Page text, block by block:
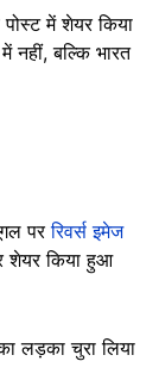
में शेयर किया
नहीं, बल्कि भारत
पररिवर्स इमेज
शेयर किया हुआ
लड़का चुरा लिया